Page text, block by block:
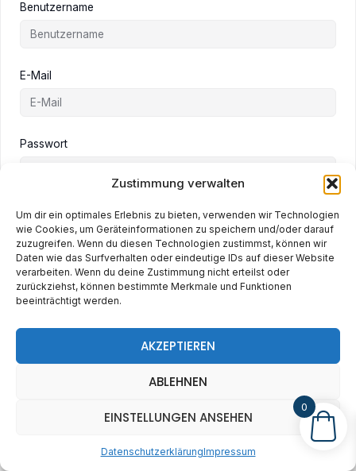
Zustimmung verwalten
Um dir ein optimales Erlebnis zu bieten, verwenden wir Technologien
wie Cookies, um Geräteinformationen zu speichern und/oder darauf
zuzugreifen. Wenn du diesen Technologien zustimmst, können wir
Daten wie das Surfverhalten oder eindeutige IDs auf dieser Website
verarbeiten. Wenn du deine Zustimmung nicht erteilst oder
zurückziehst, können bestimmte Merkmale und Funktionen
beeinträchtigt werden.
AKZEPTIEREN
ABLEHNEN
EINSTELLUNGEN ANSEHEN
DatenschutzerklärungImpressum
Benutzername
E-Mail
Passwort
Passwortbestätigung
Mit deiner Anmeldung
akzeptierst du die
Allgemeine
Geschäftsbedingungen
Bereits registriert?Anmeldung
0